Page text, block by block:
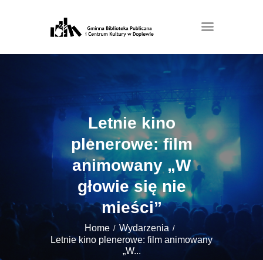
Letnie kino
plenerowe: film
animowany „W
głowie się nie
mieści”
Home
Wydarzenia
Letnie kino plenerowe: film animowany
„W...